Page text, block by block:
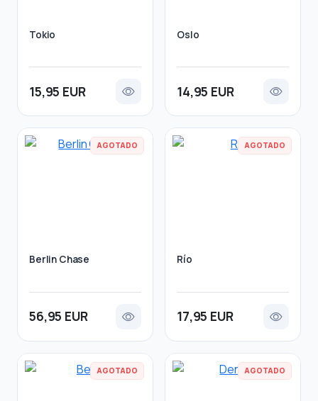
Tokio
15,95 EUR
Oslo
14,95 EUR
AGOTADO
Berlin Chase
56,95 EUR
AGOTADO
Río
17,95 EUR
AGOTADO AGOTADO